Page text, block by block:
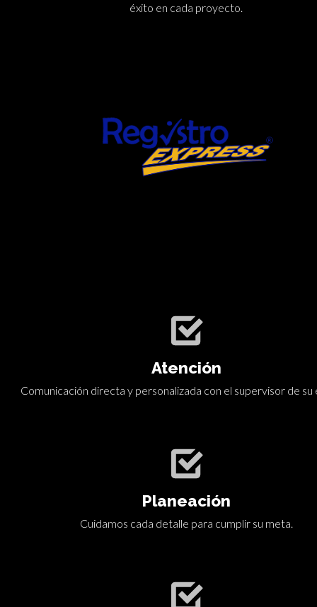
éxito en cada proyecto.
Atención
Comunicación directa y personalizada con el supervisor de su
Planeación
Cuidamos cada detalle para cumplir su meta.